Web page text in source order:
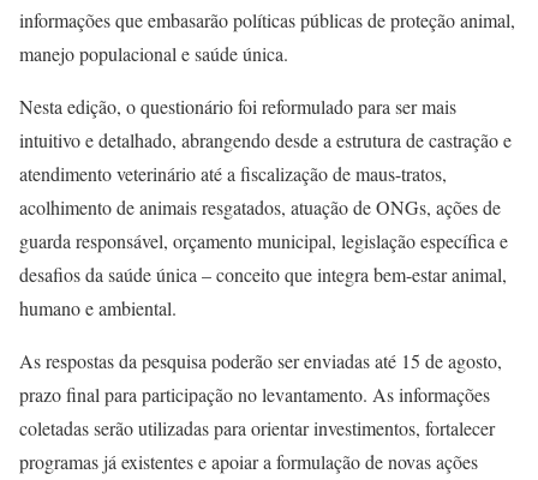
informações que embasarão políticas públicas de proteção animal,
manejo populacional e saúde única.
Nesta edição, o questionário foi reformulado para ser mais
intuitivo e detalhado, abrangendo desde a estrutura de castração e
atendimento veterinário até a fiscalização de maus-tratos,
acolhimento de animais resgatados, atuação de ONGs, ações de
guarda responsável, orçamento municipal, legislação específica e
desafios da saúde única – conceito que integra bem-estar animal,
humano e ambiental.
As respostas da pesquisa poderão ser enviadas até 15 de agosto,
prazo final para participação no levantamento. As informações
coletadas serão utilizadas para orientar investimentos, fortalecer
programas já existentes e apoiar a formulação de novas ações